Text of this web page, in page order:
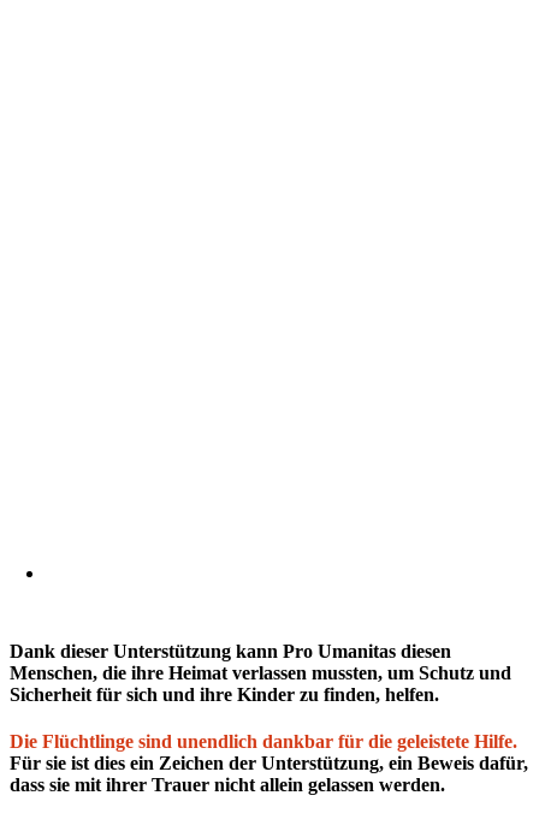
Dank dieser Unterstützung kann Pro Umanitas diesen
Menschen, die ihre Heimat verlassen mussten, um Schutz und
Sicherheit für sich und ihre Kinder zu finden, helfen.
Die Flüchtlinge sind unendlich dankbar für die geleistete Hilfe.
Für sie ist dies ein Zeichen der Unterstützung, ein Beweis dafür,
dass sie mit ihrer Trauer nicht allein gelassen werden.